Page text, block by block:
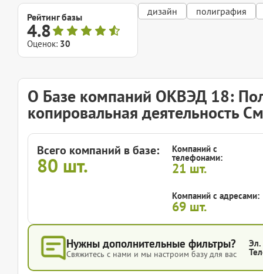
Рейтинг базы
4.8
Оценок: 30
дизайн полиграфия
О Базе компаний ОКВЭД 18:
копировальная деятельность
Всего компаний в базе:
80 шт.
Компаний с
телефонами:
21 шт.
Компаний с адресами:
69 шт.
Нужны дополнительные фильтры?
Свяжитесь с нами и мы настроим базу для вас
Эл.